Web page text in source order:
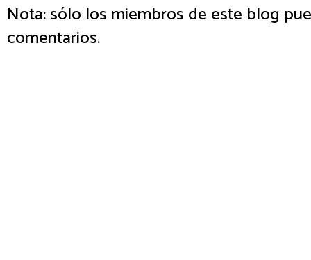
Nota: sólo los miembros de este blog
comentarios.